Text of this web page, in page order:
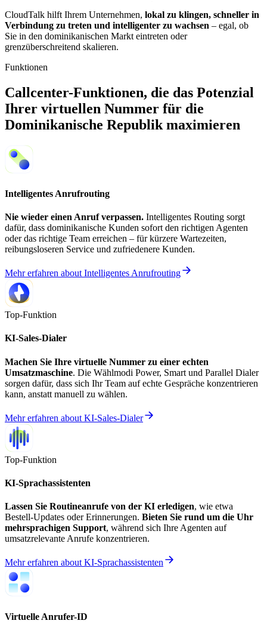
CloudTalk hilft Ihrem Unternehmen, lokal zu klingen, schneller in
Verbindung zu treten und intelligenter zu wachsen – egal, ob
Sie in den dominikanischen Markt eintreten oder
grenzüberschreitend skalieren.
Funktionen
Callcenter-Funktionen, die das Potenzial
Ihrer virtuellen Nummer für die
Dominikanische Republik maximieren
Intelligentes Anrufrouting
Nie wieder einen Anruf verpassen. Intelligentes Routing sorgt
dafür, dass dominikanische Kunden sofort den richtigen Agenten
oder das richtige Team erreichen – für kürzere Wartezeiten,
reibungsloseren Service und zufriedenere Kunden.
Mehr erfahren about Intelligentes Anrufrouting
Top-Funktion
KI-Sales-Dialer
Machen Sie Ihre virtuelle Nummer zu einer echten
Umsatzmaschine. Die Wählmodi Power, Smart und Parallel Dialer
sorgen dafür, dass sich Ihr Team auf echte Gespräche konzentrieren
kann, anstatt manuell zu wählen.
Mehr erfahren about KI-Sales-Dialer
Top-Funktion
KI-Sprachassistenten
Lassen Sie Routineanrufe von der KI erledigen, wie etwa
Bestell-Updates oder Erinnerungen. Bieten Sie rund um die Uhr
mehrsprachigen Support, während sich Ihre Agenten auf
umsatzrelevante Anrufe konzentrieren.
Mehr erfahren about KI-Sprachassistenten
Virtuelle Anrufer-ID